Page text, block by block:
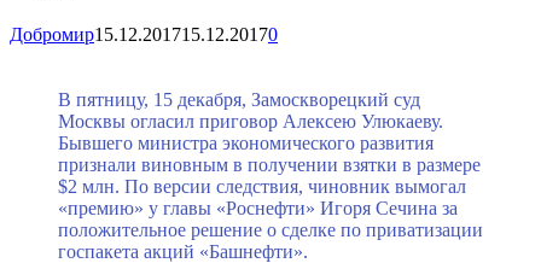
Добромир15.12.201715.12.20170
В пятницу, 15 декабря, Замоскворецкий суд
Москвы огласил приговор Алексею Улюкаеву.
Бывшего министра экономического развития
признали виновным в получении взятки в размере
$2 млн. По версии следствия, чиновник вымогал
«премию» у главы «Роснефти» Игоря Сечина за
положительное решение о сделке по приватизации
госпакета акций «Башнефти».